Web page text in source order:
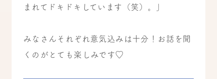
まれてドキドキしています（笑）。」
みなさんそれぞれ意気込みは十分！
お話を聞
くのがとても楽しみです♡